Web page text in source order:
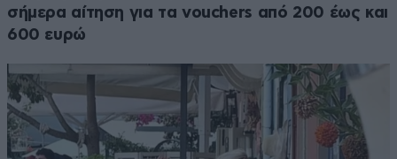
σήμερα αίτηση για τα vouchers από 200 έως και
600 ευρώ